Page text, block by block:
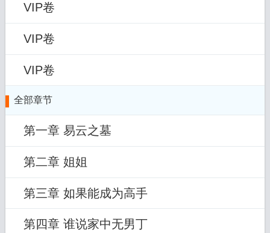
VIP卷
VIP卷
VIP卷
全部章节
第一章 易云之墓
第二章 姐姐
第三章 如果能成为高手
第四章 谁说家中无男丁